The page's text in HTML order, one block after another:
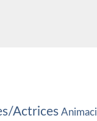
Actrices